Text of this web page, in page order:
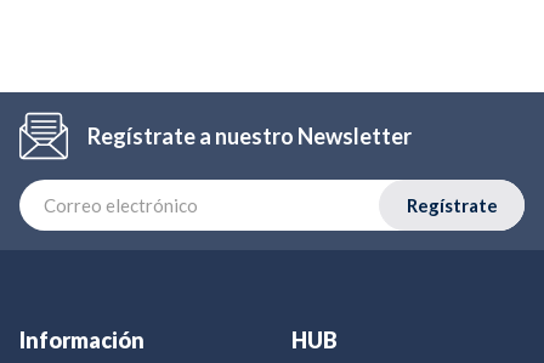
Regístrate a nuestro Newsletter
Regístrate
Información HUB